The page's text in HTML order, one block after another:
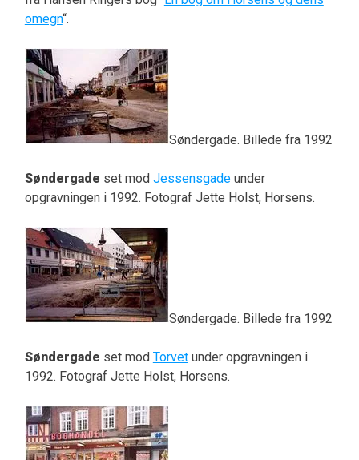
omegn“.
Søndergade. Billede fra 1992
Søndergade set mod Jessensgadeunder
opgravningen i 1992. Fotograf Jette Holst, Horsens.
Søndergade. Billede fra 1992
Søndergade set mod Torvetunder opgravningen i
1992. Fotograf Jette Holst, Horsens.